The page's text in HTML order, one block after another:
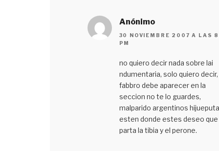
Anónimo
30 NOVIEMBRE 2007 A LAS
PM
no quiero decir nada sobre lai
ndumentaria, solo quiero
fabbro debe aparecer en la
seccion no te lo guardes,
malparido argentinos hijueputa
esten donde estes deseo
parta la tibia y el perone.